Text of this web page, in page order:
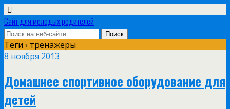
Сайт для молодых родителей
Теги › тренажеры
8 ноября 2013
Домашнее спортивное оборудование для
детей